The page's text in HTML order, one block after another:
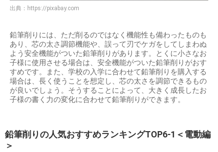
出典： https://pixabay.com
鉛筆削りには、ただ削るのではなく機能性も備わったものも
あり、芯の太さ調節機能や、誤って刃でケガをしてしまわぬ
よう安全機能がついた鉛筆削りがあります。とくに小さなお
子様に使用させる場合は、安全機能がついた鉛筆削りがおす
すめです。また、学校の入学に合わせて鉛筆削りを購入する
場合は、長く使うことを想定し、芯の太さを調節できるもの
が良いでしょう。そうすることによって、大きく成長したお
子様の書く力の変化に合わせて鉛筆削りができます。
鉛筆削りの人気おすすめランキングTOP6-1＜電動編
＞